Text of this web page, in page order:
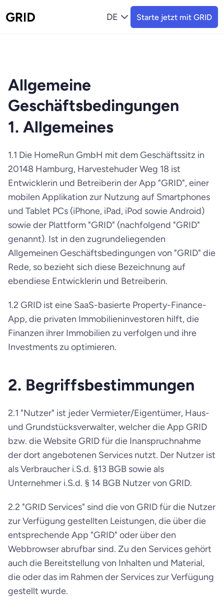
Allgemeine
Geschäftsbedingungen
1. Allgemeines
1.1 Die HomeRun GmbH mit dem Geschäftssitz in
20148 Hamburg, Harvestehuder Weg 18 ist
Entwicklerin und Betreiberin der App "GRID", einer
mobilen Applikation zur Nutzung auf Smartphones
und Tablet PCs (iPhone, iPad, iPod sowie Android)
sowie der Plattform "GRID" (nachfolgend "GRID"
genannt). Ist in den zugrundeliegenden
Allgemeinen Geschäftsbedingungen von "GRID" die
Rede, so bezieht sich diese Bezeichnung auf
ebendiese Entwicklerin und Betreiberin.
1.2 GRID ist eine SaaS-basierte Property-Finance-
App, die privaten Immobilieninvestoren hilft, die
Finanzen ihrer Immobilien zu verfolgen und ihre
Investments zu optimieren.
2. Begriffsbestimmungen
2.1 "Nutzer" ist jeder Vermieter/Eigentümer, Haus-
und Grundstücksverwalter, welcher die App GRID
bzw. die Website GRID für die Inanspruchnahme
der dort angebotenen Services nutzt. Der Nutzer ist
als Verbraucher i.S.d. §13 BGB sowie als
Unternehmer i.S.d. § 14 BGB Nutzer von GRID.
2.2 "GRID Services" sind die von GRID für die Nutzer
zur Verfügung gestellten Leistungen, die über die
entsprechende App "GRID" oder über den
Webbrowser abrufbar sind. Zu den Services gehört
auch die Bereitstellung von Inhalten und Material,
die oder das im Rahmen der Services zur Verfügung
gestellt wurde.
DE Starte jetzt mit GRID